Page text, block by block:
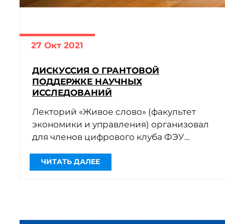
27 Окт 2021
ДИСКУССИЯ О ГРАНТОВОЙ
ПОДДЕРЖКЕ НАУЧНЫХ
ИССЛЕДОВАНИЙ
Лекторий «Живое слово» (факультет
экономики и управления) организовал
для членов цифрового клуба ФЭУ
устроена система научных грантов»